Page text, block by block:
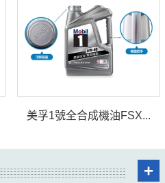
美孚1號全合成機油FSX...
+